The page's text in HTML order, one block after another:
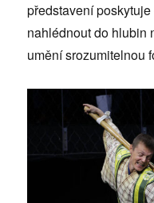
představení
nahlédnout do hlubin
umění srozumitelnou